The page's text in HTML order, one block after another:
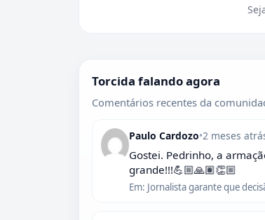
Torcida falando agora
Comentários recentes da
Paulo Cardozo•2 meses
Gostei. Pedrinho, a
grande!!!💪🏼🙏🏽👏🏼
Em: Jornalista garante que